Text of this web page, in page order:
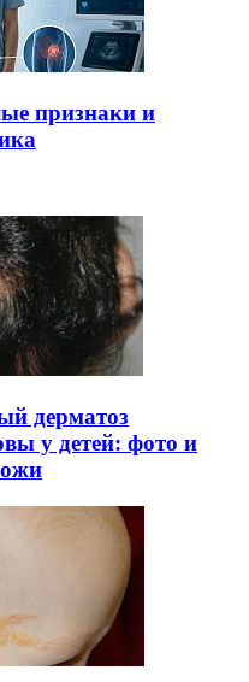
признаки и
дерматоз
у детей: фото и